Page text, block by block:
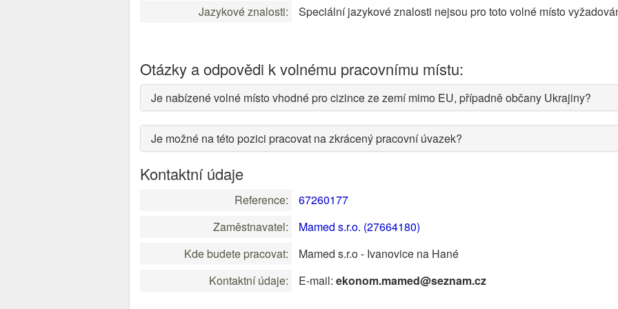
Jazykové znalosti: Speciální jazykové znalosti nejsou pro toto volné místo
Otázky a odpovědi k volnému pracovnímu místu:
Je nabízené volné místo vhodné pro cizince ze zemí mimo EU, případně občany Ukrajiny?
Je možné na této pozici pracovat na zkrácený pracovní úvazek?
Kontaktní údaje
Reference:
67260177
Zaměstnavatel:
Mamed s.r.o. (27664180)
Kde budete pracovat:
Mamed s.r.o - Ivanovice na Hané
Kontaktní údaje:
E-mail: ekonom.mamed@seznam.cz